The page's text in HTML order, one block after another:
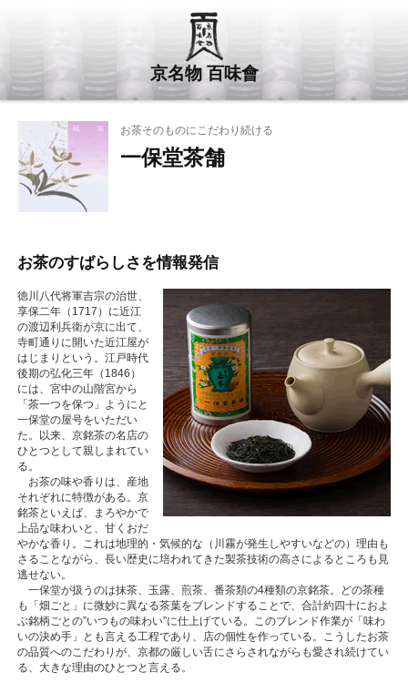
京名物 百味會
お茶そのものにこだわり続ける
一保堂茶舗
お茶のすばらしさを情報発信
徳川八代将軍吉宗の治世、
享保二年（1717）に近江
の渡辺利兵衛が京に出て、
寺町通りに開いた近江屋が
はじまりという。江戸時代
後期の弘化三年（1846）
には、宮中の山階宮から
「茶一つを保つ」ようにと
一保堂の屋号をいただい
た。以来、京銘茶の名店の
ひとつとして親しまれてい
る。
お茶の味や香りは、産地
それぞれに特徴がある。京
銘茶といえば、まろやかで
上品な味わいと、甘くおだ
やかな香り。これは地理的・気候的な（川霧が発生しやすいなどの）理由も
さることながら、長い歴史に培われてきた製茶技術の高さによるところも見
逃せない。
一保堂が扱うのは抹茶、玉露、煎茶、番茶類の4種類の京銘茶。どの茶種
も「畑ごと」に微妙に異なる茶葉をブレンドすることで、合計約四十におよ
ぶ銘柄ごとの”いつもの味わい”に仕上げている。このブレンド作業が「味わ
いの決め手」とも言える工程であり、店の個性を作っている。こうしたお茶
の品質へのこだわりが、京都の厳しい舌にさらされながらも愛され続けてい
る、大きな理由のひとつと言える。